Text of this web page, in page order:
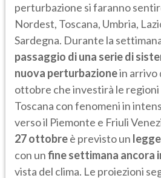
perturbazione si faranno
Nordest, Toscana, Umbria,
Sardegna. Durante la
passaggio di una serie di
nuova perturbazionein arrivo
ottobre che investirà le regioni
Toscana con fenomeni in
verso il Piemonte e Friuli
27 ottobreè previsto un
con unfine settimana ancora
vista del clima. Le proiezioni